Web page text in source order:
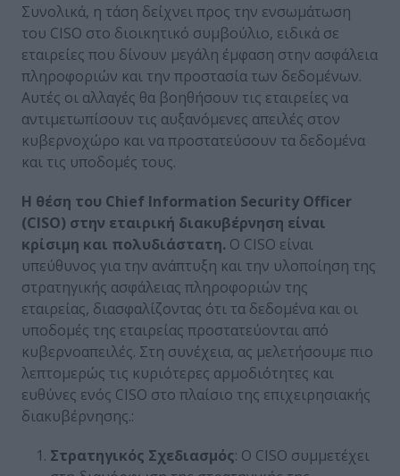
Συνολικά, η τάση δείχνει προς την ενσωμάτωση
του CISO στο διοικητικό συμβούλιο, ειδικά σε
εταιρείες που δίνουν μεγάλη έμφαση στην ασφάλεια
πληροφοριών και την προστασία των δεδομένων.
Αυτές οι αλλαγές θα βοηθήσουν τις εταιρείες να
αντιμετωπίσουν τις αυξανόμενες απειλές στον
κυβερνοχώρο και να προστατεύσουν τα δεδομένα
και τις υποδομές τους.
Η θέση του Chief Information Security Officer
(CISO) στην εταιρική διακυβέρνηση είναι
κρίσιμη και πολυδιάστατη. Ο CISO είναι
υπεύθυνος για την ανάπτυξη και την υλοποίηση της
στρατηγικής ασφάλειας πληροφοριών της
εταιρείας, διασφαλίζοντας ότι τα δεδομένα και οι
υποδομές της εταιρείας προστατεύονται από
κυβερνοαπειλές. Στη συνέχεια, ας μελετήσουμε πιο
λεπτομερώς τις κυριότερες αρμοδιότητες και
ευθύνες ενός CISO στο πλαίσιο της επιχειρησιακής
διακυβέρνησης.:
Στρατηγικός Σχεδιασμός: Ο CISO συμμετέχει